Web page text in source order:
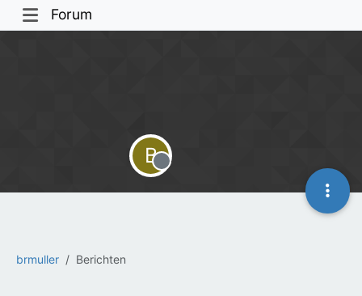
Forum
brmuller Berichten
B
Offline